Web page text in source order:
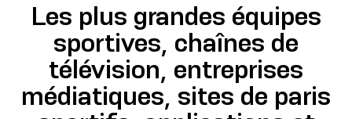
Les plus grandes équipes
sportives, chaînes de
télévision, entreprises
médiatiques, sites de paris